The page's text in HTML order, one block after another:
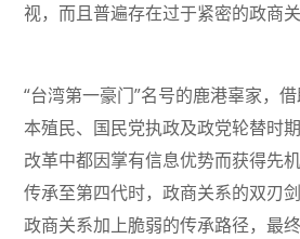
视，而且普遍存在过于紧密的政商关
“台湾第一豪门”名号的鹿港辜家，
本殖民、国民党执政及政党轮替时
改革中都因掌有信息优势而获得先
传承至第四代时，政商关系的双刃
政商关系加上脆弱的传承路径，最